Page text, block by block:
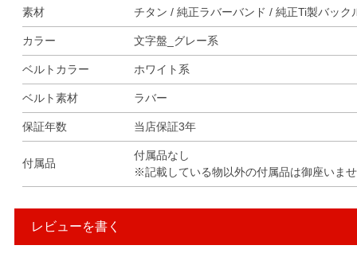
素材 チタン / 純正ラバーバンド / 純正Ti製バック
カラー 文字盤_グレー系
ベルトカラー ホワイト系
ベルト素材 ラバー
保証年数 当店保証3年
付属品
付属品なし
※記載している物以外の付属品は御座いま
レビューを書く